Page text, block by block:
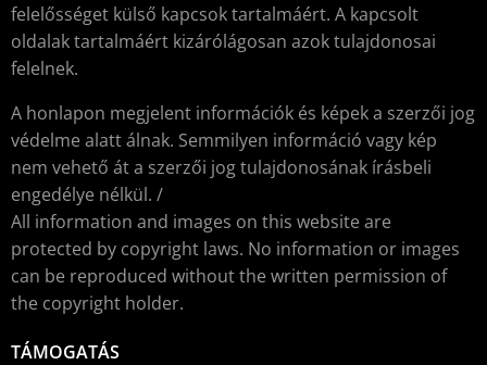
felelősséget külső kapcsok tartalmáért. A kapcsolt
oldalak tartalmáért kizárólágosan azok tulajdonosai
felelnek.
A honlapon megjelent információk és képek a szerzői jog
védelme alatt álnak. Semmilyen információ vagy kép
nem vehető át a szerzői jog tulajdonosának írásbeli
engedélye nélkül. /
All information and images on this website are
protected by copyright laws. No information or images
can be reproduced without the written permission of
the copyright holder.
TÁMOGATÁS